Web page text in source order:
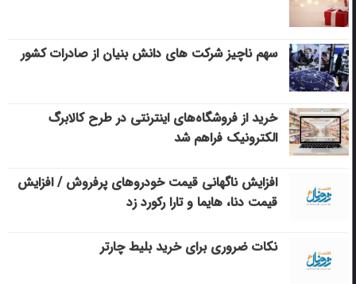
سهم ناچیز شرکت های دانش بنیان از صادرات کشور
خرید از فروشگاه‌های اینترنتی در طرح کالابرگ
الکترونیک فراهم شد
افزایش ناگهانی قیمت خودروهای پرفروش / افزایش
قیمت دنا، هایما و تارا رکورد زد
نکات ضروری برای خرید بلیط چارتر